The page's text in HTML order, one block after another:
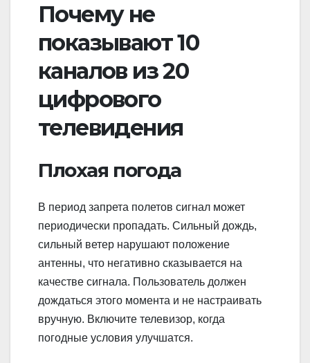
Почему не
показывают 10
каналов из 20
цифрового
телевидения
Плохая погода
В период запрета полетов сигнал может
периодически пропадать. Сильный дождь,
сильный ветер нарушают положение
антенны, что негативно сказывается на
качестве сигнала. Пользователь должен
дождаться этого момента и не настраивать
вручную. Включите телевизор, когда
погодные условия улучшатся.